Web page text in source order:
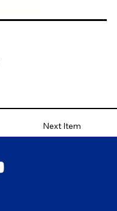
Next Item